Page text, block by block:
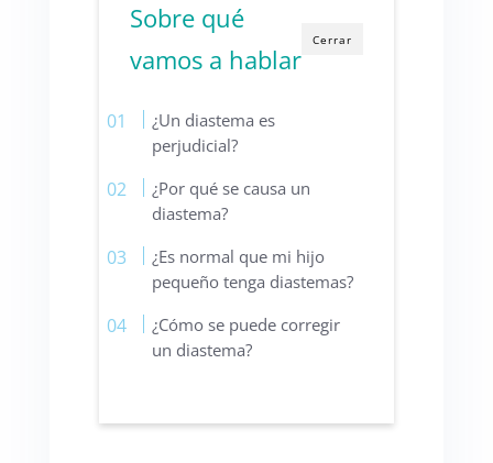
Cerrar
Sobre qué
vamos a hablar
¿Un diastema es
perjudicial?
¿Por qué se causa un
diastema?
¿Es normal que mi hijo
pequeño tenga diastemas?
¿Cómo se puede corregir
un diastema?